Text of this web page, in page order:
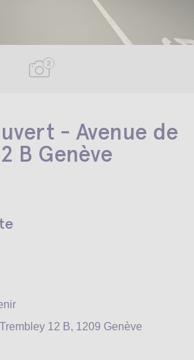
2
- Avenue de
B Genève
12 B, 1209 Genève